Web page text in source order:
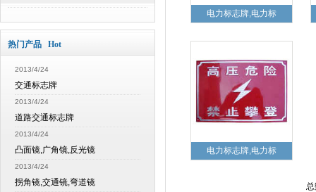
热门产品 Hot
2013/4/24
交通标志牌
2013/4/24
道路交通标志牌
2013/4/24
凸面镜,广角镜,反光镜
2013/4/24
拐角镜,交通镜,弯道镜
电力标志牌,电力标
电力标志牌,电力标